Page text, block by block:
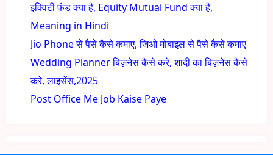
इक्विटी फंड क्या है, Equity Mutual Fund क्या है,
Meaning in Hindi
Jio Phone से पैसे कैसे कमाए, जिओ मोबाइल से पैसे कैसे कमाए
Wedding Planner बिज़नेस कैसे करे, शादी का बिज़नेस कैसे
करे, लाइसेंस,2025
Post Office Me Job Kaise Paye